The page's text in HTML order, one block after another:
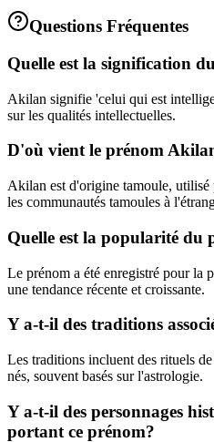
Questions Fréquentes
Quelle est la signification
Akilan signifie 'celui qui est
sur les qualités intellectuelles.
D'où vient le prénom
Akilan est d'origine tamoule, utilisé
les communautés tamoules à
Quelle est la popularité du
Le prénom a été enregistré pour la
une tendance récente et croissante.
Y a-t-il des traditions
Les traditions incluent des rituels
nés, souvent basés sur l'astrologie.
Y a-t-il des personnages
portant ce prénom?